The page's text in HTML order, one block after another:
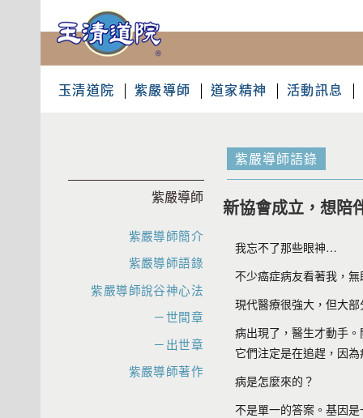
玉清道院 紫嚴導師 道家精神 活動訊息
紫嚴導師語錄
新協會成立，想陪
我忘不了那些眼神…
不少癌症病友看著我，
現代醫療很強大，但大
病出現了，醫生才動手
它們注定是在追趕，因
病是怎麼來的？
不是單一的答案。基因
紫嚴導師
紫嚴導師簡介
紫嚴導師語錄
紫嚴導師說谷神心法
－世間章
－出世章
紫嚴導師著作